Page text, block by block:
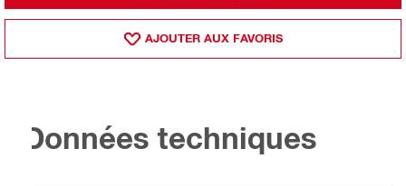
AJOUTER AUX FAVORIS
Données techniques